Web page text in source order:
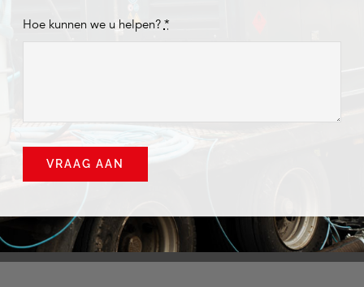
Hoe kunnen we u helpen? *
VRAAG AAN